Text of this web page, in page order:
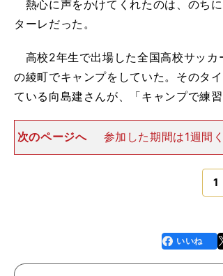
熱心に声をかけてくれたのは、のち
ターレだった。
高校2年生で出場した全国高校サッカ
の綾町でキャンプをしていた。そのタ
ている向島建さんが、「キャンプで練
次のページへ
参加した期間は1週間
に練習できる機会は、刺激と学びにあ
の自分の目線を大きく上げてくれる
終わったタイ1
faceboo
k
いいね